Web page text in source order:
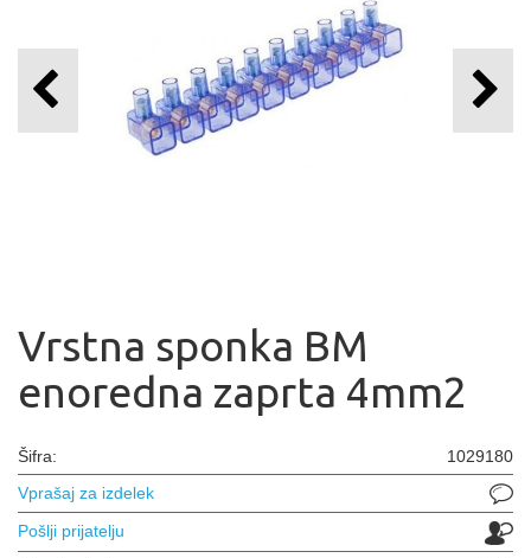
Vrstna sponka BM
enoredna zaprta 4mm2
Šifra:
1029180
Vprašaj za izdelek
Pošlji prijatelju